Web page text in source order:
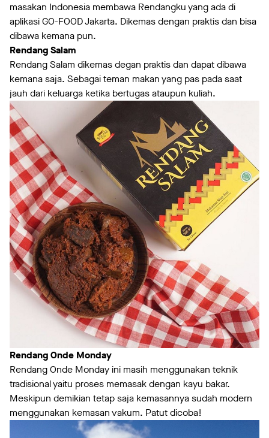
masakan Indonesia membawa Rendangku yang ada di
aplikasi GO-FOOD Jakarta. Dikemas dengan praktis dan bisa
dibawa kemana pun.
Rendang Salam
Rendang Salam dikemas degan praktis dan dapat dibawa
kemana saja. Sebagai teman makan yang pas pada saat
jauh dari keluarga ketika bertugas ataupun kuliah.
Rendang Onde Monday
Rendang Onde Monday ini masih menggunakan teknik
tradisional yaitu proses memasak dengan kayu bakar.
Meskipun demikian tetap saja kemasannya sudah modern
menggunakan kemasan vakum. Patut dicoba!